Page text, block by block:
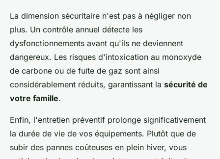
La dimension sécuritaire n'est pas à négliger non
plus. Un contrôle annuel détecte les
dysfonctionnements avant qu'ils ne deviennent
dangereux. Les risques d'intoxication au monoxyde
de carbone ou de fuite de gaz sont ainsi
considérablement réduits, garantissant la sécurité de
votre famille.
Enfin, l'entretien préventif prolonge significativement
la durée de vie de vos équipements. Plutôt que de
subir des pannes coûteuses en plein hiver, vous